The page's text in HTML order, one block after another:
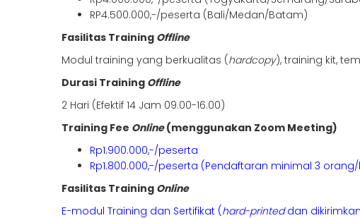
RP4.500.000,-/peserta (Bali/Medan/Batam)
Fasilitas Training Offline
Modul training yang berkualitas (hardcopy), training kit,
Durasi Training Offline
2 Hari (Efektif 14 Jam 09.00-16.00)
Training Fee Online(menggunakan Zoom Meeting)
Rp1.900.000,-/peserta
Rp1.800.000,-/peserta (Pendaftaran minimal 3
Fasilitas Training Online
E-modul Training dan Sertifikat (hard-printeddan